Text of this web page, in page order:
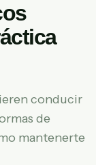
conducir
de
mantenerte